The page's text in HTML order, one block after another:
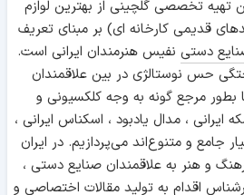
تخصصی گلچینی از بهترین لوازم
قدیمی کارخانه ای) بر مبنای تعریف
دستی نفیس هنرمندان ایرانی است.
حس نوستالژی در بین علاقمندان
بطور مرجع گونه به وجه کلکسیونی و
ایرانی ، مدال یادبود ، اسکناس ایرانی ،
جامع و متنوع‌اند می‌پردازیم. در ایران
و هنر به علاقمندان صنایع دستی ،
اقدام به تولید مقالات اختصاصی و